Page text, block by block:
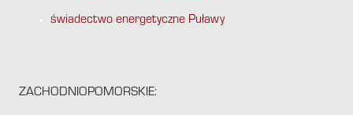
świadectwo energetyczne Puławy
ZACHODNIOPOMORSKIE: